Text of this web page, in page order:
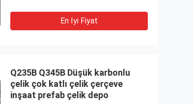
En Iyi Fiyat
Q235B Q345B Düşük karbonlu
çelik çok katlı çelik çerçeve
inşaat prefab çelik depo